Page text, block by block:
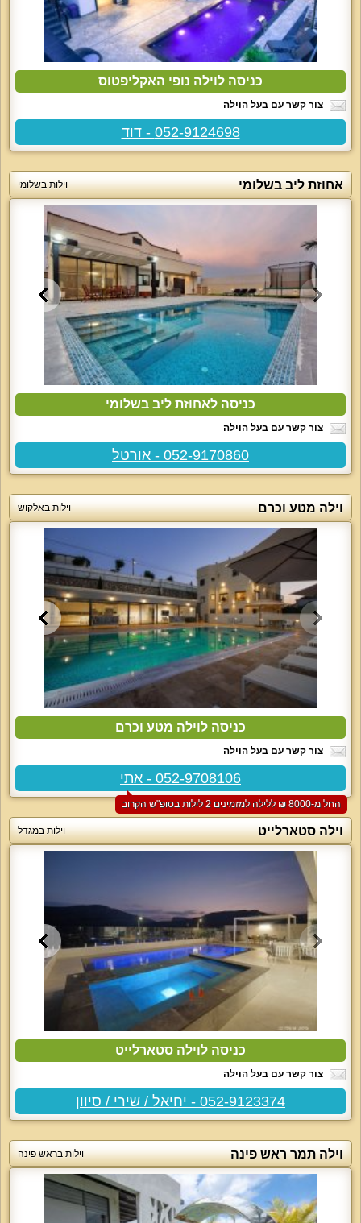
כניסה לוילה נופי האקליפטוס
צור קשר עם בעל הוילה
052-9124698 - דוד
אחוזת ליב בשלומי וילות בשלומי
כניסה לאחוזת ליב בשלומי
צור קשר עם בעל הוילה
052-9170860 - אורטל
וילה מטע וכרם וילות באלקוש
כניסה לוילה מטע וכרם
צור קשר עם בעל הוילה
052-9708106 - אתי
החל מ-‏8000 ₪ ללילה למזמינים 2 לילות בסופ"ש הקרוב
וילה סטארלייט וילות במגדל
כניסה לוילה סטארלייט
צור קשר עם בעל הוילה
052-9123374 - יחיאל / שירי / סיוון
וילה תמר ראש פינה וילות בראש פינה